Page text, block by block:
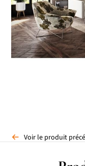
Voir le produit